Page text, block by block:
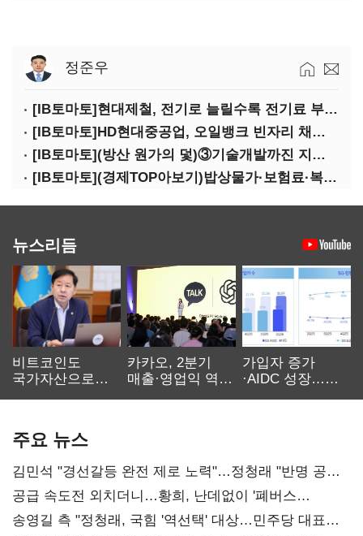
정준우
[IB토마토]현대제철, 전기로 늘릴수록 전기료 부담…저탄소 전환의 역설
[IB토마토]HD현대중공업, 오일뱅크 빈자리 채웠다…그룹 배당 핵심축 부상
[IB토마토](방산 원가의 덫)③기술개발까진 지원…수출은 각자도생
[IB토마토](경제TOP아보기)밥상물가·보험료·복구비…장마가 내미는 청구서
뉴스리듬
비트코인도
국가자산으로…'
카카오, 2분기
매출·영업익 역대
가입자 증가
·AIDC 성장…
주요 뉴스
김민석 "경선갈등 완전 제로 노력"…정청래 "반명 공세
사과부터"
공급 속도전 외치더니…황희, 난데없이 '폐버스
리모델링' 제안
송영길 측 "정청래, 국힘 '역선택' 대상…민주당 대표로